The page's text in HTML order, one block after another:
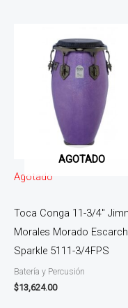
AGOTADO
Agotado
Toca Conga 11-3/4″
Morales Morado
Sparkle 5111-3/4FPS
Batería y Percusión
$13,624.00